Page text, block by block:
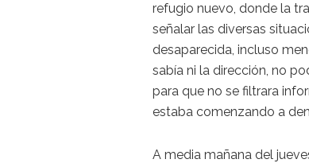
refugio nuevo, donde la
señalar las diversas
desaparecida, incluso
sabía ni la dirección, no
para que no se filtrara
estaba comenzando a
A media mañana del